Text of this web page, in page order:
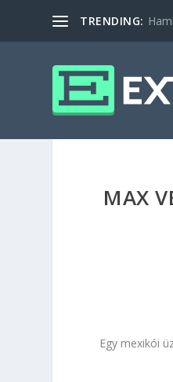
TRENDING:
MAX
Egy mexikói